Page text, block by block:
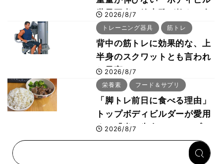
世界王者・鈴木雅が教える食
事・睡眠・呼吸の整え方
2026/8/7
トレーニング器具 筋トレ
背中の筋トレに効果的な、上
半身のスクワットとも言われ
た最高マシン“ノーチラス・
プルオーバーマシン”とは？
2026/8/7
栄養素 フード＆サプリ
「脚トレ前日に食べる理由」
トップボディビルダーが愛用
する「米＋牛肉」のシンプル
回復メシとは？
2026/8/7